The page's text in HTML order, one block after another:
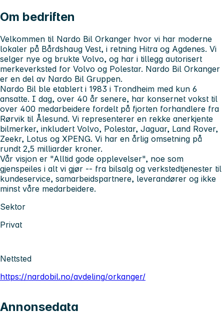
Om bedriften
Velkommen til Nardo Bil Orkanger hvor vi har moderne
lokaler på Bårdshaug Vest, i retning Hitra og Agdenes. Vi
selger nye og brukte Volvo, og har i tillegg autorisert
merkeverksted for Volvo og Polestar. Nardo Bil Orkanger
er en del av Nardo Bil Gruppen.
Nardo Bil ble etablert i 1983 i Trondheim med kun 6
ansatte. I dag, over 40 år senere, har konsernet vokst til
over 400 medarbeidere fordelt på fjorten forhandlere fra
Rørvik til Ålesund. Vi representerer en rekke anerkjente
bilmerker, inkludert Volvo, Polestar, Jaguar, Land Rover,
Zeekr, Lotus og XPENG. Vi har en årlig omsetning på
rundt 2,5 milliarder kroner.
Vår visjon er "Alltid gode opplevelser", noe som
gjenspeiles i alt vi gjør -- fra bilsalg og verkstedtjenester til
kundeservice, samarbeidspartnere, leverandører og ikke
minst våre medarbeidere.
Sektor
Privat
Nettsted
https://nardobil.no/avdeling/orkanger/
Annonsedata